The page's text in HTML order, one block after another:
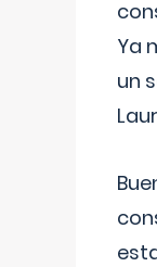
Ya
un